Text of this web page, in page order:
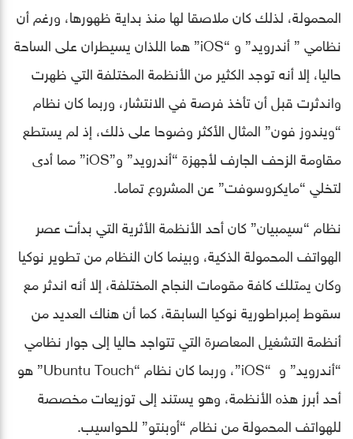
المحمولة، لذلك كان ملاصقا لها منذ بداية ظهورها، ورغم أن
نظامي ” أندرويد” و “iOS” هما اللذان يسيطران على الساحة
حاليا، إلا أنه توجد الكثير من الأنظمة المختلفة التي ظهرت
واندثرت قبل أن تأخذ فرصة في الانتشار، وربما كان نظام
“ويندوز فون” المثال الأكثر وضوحا على ذلك، إذ لم يستطع
مقاومة الزحف الجارف لأجهزة “أندرويد” و”iOS” مما أدى
لتخلي “مايكروسوفت” عن المشروع تماما.
نظام “سيمبيان” كان أحد الأنظمة الأثرية التي بدأت عصر
الهواتف المحمولة الذكية، وبينما كان النظام من تطوير نوكيا
وكان يمتلك كافة مقومات النجاح المختلفة، إلا أنه اندثر مع
سقوط إمبراطورية نوكيا السابقة، كما أن هناك العديد من
أنظمة التشغيل المعاصرة التي تتواجد حاليا إلى جوار نظامي
“أندرويد” و “iOS”، وربما كان نظام “Ubuntu Touch” هو
أحد أبرز هذه الأنظمة، وهو يستند إلى توزيعات مخصصة
للهواتف المحمولة من نظام “أوبنتو” للحواسيب.